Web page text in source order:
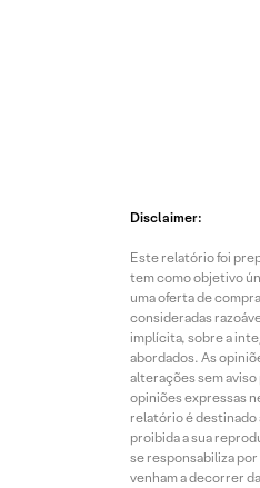
Disclaimer:
Este relatório foi
tem como objetivo
uma oferta de
consideradas
implícita, sobre a
abordados. As
alterações sem
opiniões expressas
relatório é destinado
proibida a sua
se responsabiliza
venham a decorrer